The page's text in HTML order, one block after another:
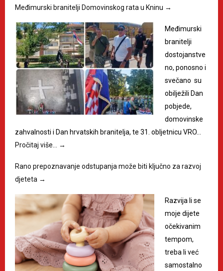
Međimurski branitelji Domovinskog rata u Kninu →
Međimurski
branitelji
dostojanstve
no, ponosno i
svečano su
obilježili Dan
pobjede,
domovinske
zahvalnosti i Dan hrvatskih branitelja, te 31. obljetnicu VRO…
Pročitaj više…
→
Rano prepoznavanje odstupanja može biti ključno za razvoj
djeteta →
Razvija li se
moje dijete
očekivanim
tempom,
treba li već
samostalno